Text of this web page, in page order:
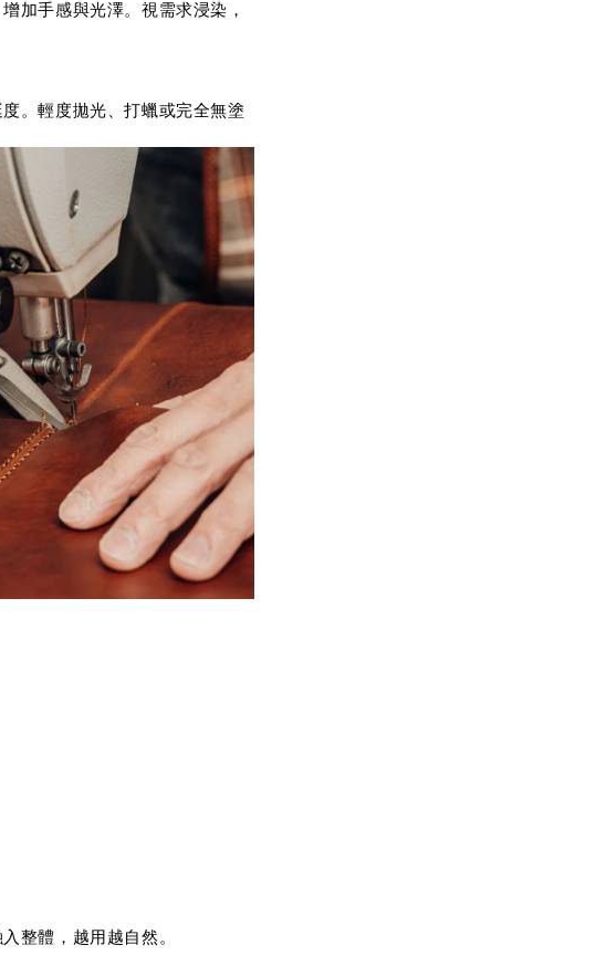
加手感與光澤。視需求浸染，
。輕度拋光、打蠟或完全無塗
整體，越用越自然。